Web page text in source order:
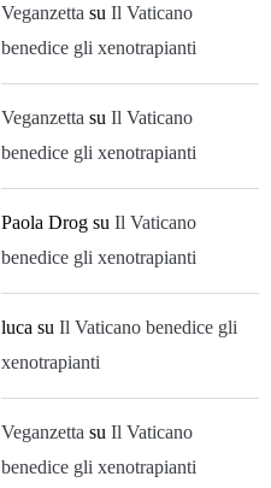
Veganzetta suIl Vaticano
benedice gli xenotrapianti
Veganzetta suIl Vaticano
benedice gli xenotrapianti
Paola Drog suIl Vaticano
benedice gli xenotrapianti
luca suIl Vaticano benedice gli
xenotrapianti
Veganzetta suIl Vaticano
benedice gli xenotrapianti